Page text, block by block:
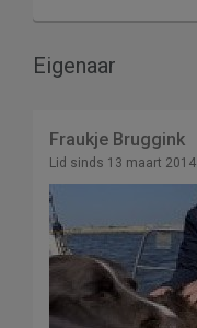
Eigenaar
Fraukje Bruggink
Lid sinds 13 maart 2014